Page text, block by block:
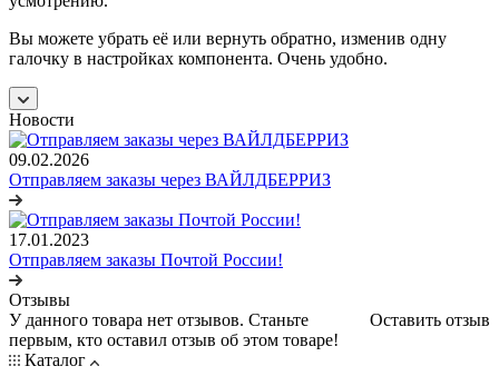
Вы можете убрать её или вернуть обратно, изменив одну
галочку в настройках компонента. Очень удобно.
Новости
09.02.2026
Отправляем заказы через ВАЙЛДБЕРРИЗ
17.01.2023
Отправляем заказы Почтой России!
Отзывы
Оставить отзыв
У данного товара нет отзывов. Станьте
первым, кто оставил отзыв об этом товаре!
Каталог